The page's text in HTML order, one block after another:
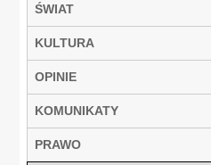
ŚWIAT
KULTURA
OPINIE
KOMUNIKATY
PRAWO